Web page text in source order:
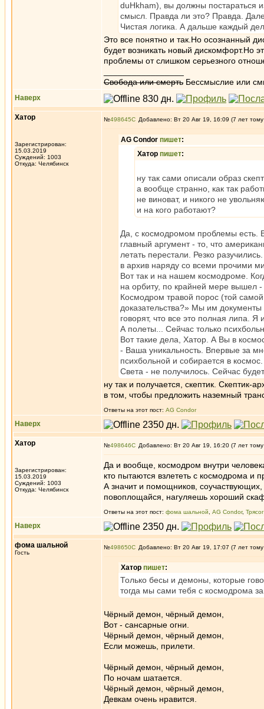
duHkham), вы должны постараться
смысл. Правда ли это? Правда.
Чистая логика. А дальше каждый
Это все понятно и так.Но осознанный
будет возникать новый дискомфорт.Но
проблемы от слишком серьезного
Свобода или смерть Бессмыслие или
Наверх
Хатор
Зарегистрирован:
15.03.2019
Суждений: 1003
Откуда: Челябинск
№498645 Добавлено: Вт 20 Авг 19, 16:09 (7 лет
AG Condor пишет:
Хатор пишет:
ну так сами описали образ
а вообще странно, как так
не виноват, и никого не
и на кого работают?
Да, с космодромом проблемы есть.
главный аргумент - то, что
летать перестали. Резко
в архив наряду со всеми прочими
Вот так и на нашем космодроме.
на орбиту, по крайней мере вышел
Космодром травой порос (той
доказательства?» Мы им документы
говорят, что все это полная липа.
А полеты... Сейчас только
Вот такие дела, Хатор. А Вы в
- Ваша уникальность. Впервые за
психбольной и собирается в
Света - не получилось. Сейчас
ну так и получается, скептик. Скептик-
в том, чтобы предложить наземный
Ответы на этот пост: AG Condor
Наверх
Хатор
Зарегистрирован:
15.03.2019
Суждений: 1003
Откуда: Челябинск
№498646 Добавлено: Вт 20 Авг 19, 16:20 (7 лет
Да и вообще, космодром внутри
кто пытаются взлететь с космодрома
А значит и помощников,
повоплощайся, нагуляешь хороший
Ответы на этот пост: фома шальной AG Condor,
Наверх
фома шальной
Гость
№498650 Добавлено: Вт 20 Авг 19, 17:07 (7 лет
Хатор пишет:
Только бесы и демоны, которые
тогда мы сами тебя с космодрома
Чёрный демон, чёрный демон,
Вот - сансарные огни.
Чёрный демон, чёрный демон,
Если можешь, прилети.
Чёрный демон, чёрный демон,
По ночам шатается.
Чёрный демон, чёрный демон,
Девкам очень нравится.